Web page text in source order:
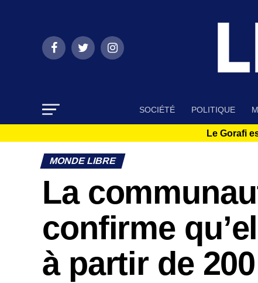
SOCIÉTÉ POLITIQUE
Le Gorafi
MONDE LIBRE
La
confirme
à partir de